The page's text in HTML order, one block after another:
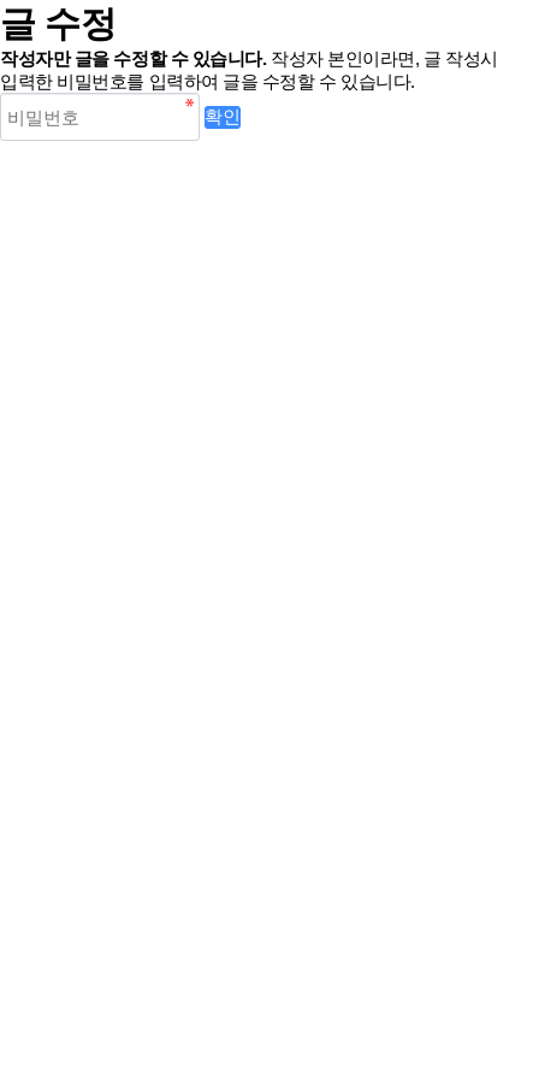
글 수정
작성자만 글을 수정할 수 있습니다.작성자 본인이라면, 글 작성시
입력한 비밀번호를 입력하여 글을 수정할 수 있습니다.